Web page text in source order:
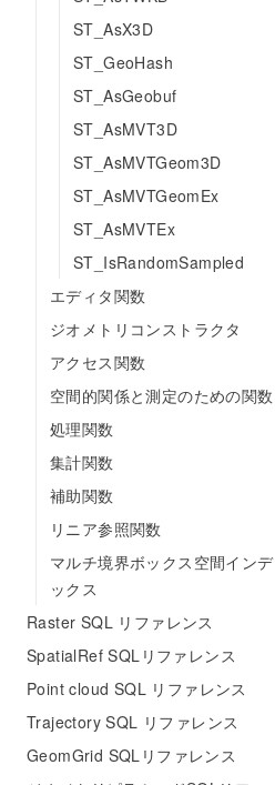
ST_AsX3D
ST_GeoHash
ST_AsGeobuf
ST_AsMVT3D
ST_AsMVTGeom3D
ST_AsMVTGeomEx
ST_AsMVTEx
ST_IsRandomSampled
エディタ関数
ジオメトリコンストラクタ
アクセス関数
空間的関係と測定のための関数
処理関数
集計関数
補助関数
リニア参照関数
マルチ境界ボックス空間インデ
ックス
Raster SQL リファレンス
SpatialRef SQLリファレンス
Point cloud SQL リファレンス
Trajectory SQL リファレンス
GeomGrid SQLリファレンス